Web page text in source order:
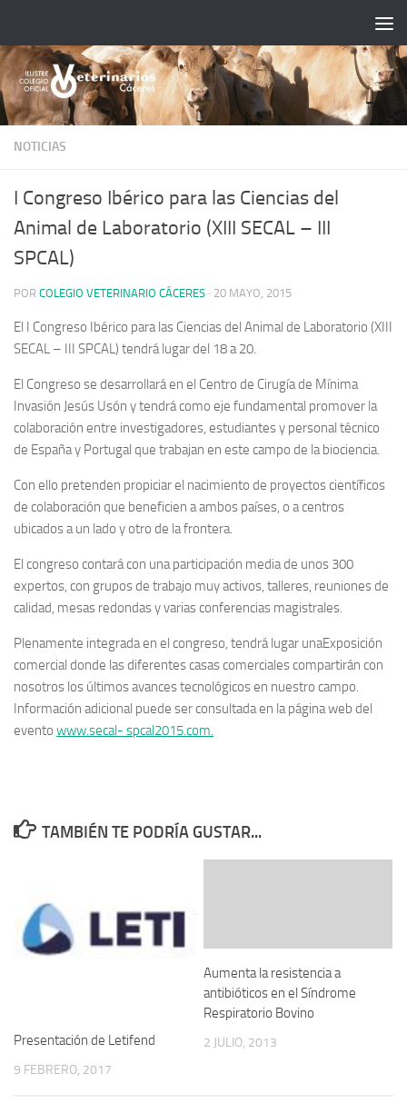
NOTICIAS
I Congreso Ibérico para las Ciencias del
Animal de Laboratorio (XIII SECAL – III
SPCAL)
POR COLEGIO VETERINARIO CÁCERES · 20 MAYO, 2015
El I Congreso Ibérico para las Ciencias del Animal de Laboratorio (XIII
SECAL – III SPCAL) tendrá lugar del 18 a 20.
El Congreso se desarrollará en el Centro de Cirugía de Mínima
Invasión Jesús Usón y tendrá como eje fundamental promover la
colaboración entre investigadores, estudiantes y personal técnico
de España y Portugal que trabajan en este campo de la biociencia.
Con ello pretenden propiciar el nacimiento de proyectos científicos
de colaboración que beneficien a ambos países, o a centros
ubicados a un lado y otro de la frontera.
El congreso contará con una participación media de unos 300
expertos, con grupos de trabajo muy activos, talleres, reuniones de
calidad, mesas redondas y varias conferencias magistrales.
Plenamente integrada en el congreso, tendrá lugar unaExposición
comercial donde las diferentes casas comerciales compartirán con
nosotros los últimos avances tecnológicos en nuestro campo.
Información adicional puede ser consultada en la página web del
evento www.secal- spcal2015.com.
TAMBIÉN TE PODRÍA GUSTAR...
Presentación de Letifend
9 FEBRERO, 2017
Aumenta la resistencia a
antibióticos en el Síndrome
Respiratorio Bovino
2 JULIO, 2013